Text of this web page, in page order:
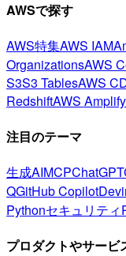
AWSで探す
AWS特集AWS IAM
OrganizationsAWS
S3S3 TablesAWS
RedshiftAWS Amplify
注目のテーマ
生成AIMCPChatGPT
QGitHub Copilot
Pythonセキュリティ
プロダクトやサービ